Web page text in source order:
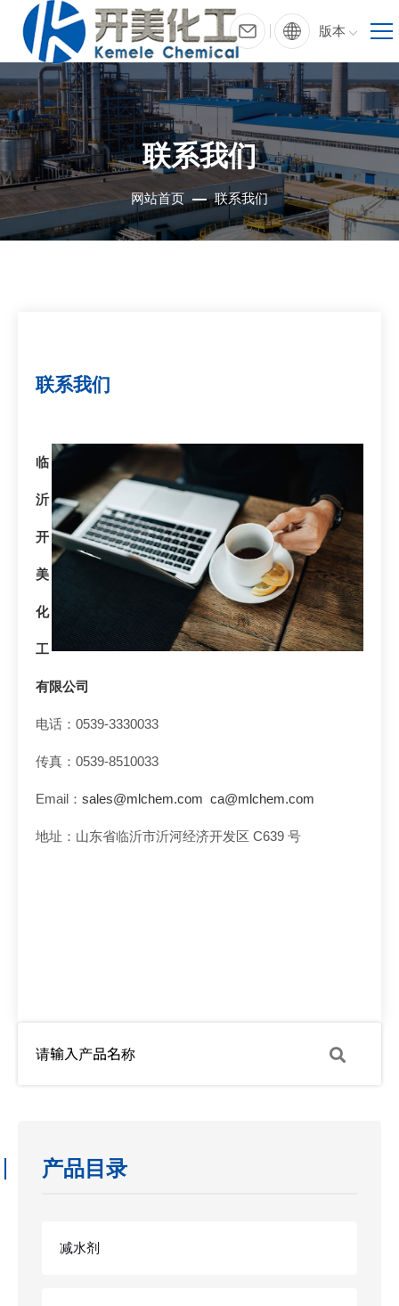
版本
联系我们
网站首页 联系我们
联系我们
临
沂
开
美
化
工
有限公司
电话：0539-3330033
传真：0539-8510033
Email： sales@mlchem.com ca@mlchem.com
地址：山东省临沂市沂河经济开发区 C639 号
产品目录
减水剂